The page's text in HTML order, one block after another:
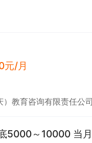
/月
）教育咨询有限责任公司